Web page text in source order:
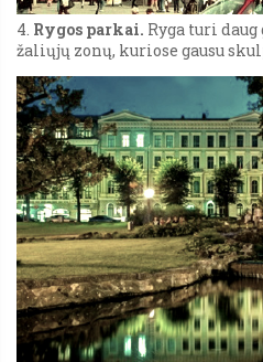
4. Rygos parkai. Ryga turi
žaliųjų zonų, kuriose gausu